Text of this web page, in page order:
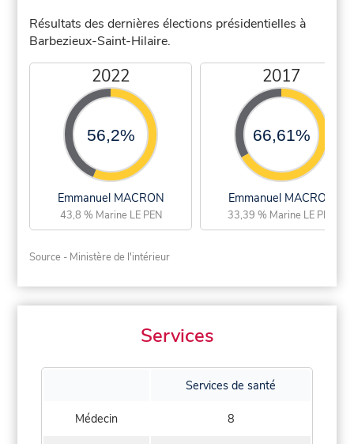
Résultats des dernières élections présidentielles à
Barbezieux-Saint-Hilaire.
2022
56,2%
Emmanuel MACRON
43,8 % Marine LE PEN
2017
66,61%
Emmanuel MACRON
33,39 % Marine LE PEN
Source - Ministère de l'intérieur
Services
Services de santé
Médecin 8